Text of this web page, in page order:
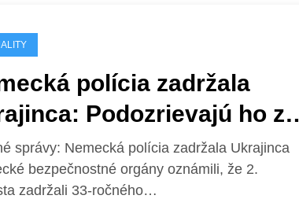
polícia zadržala
Podozrievajú ho zo
v bavorskej
správy: Nemecká polícia zadržala Ukrajinca
bezpečnostné orgány oznámili, že 2.
zadržali 33-ročného…